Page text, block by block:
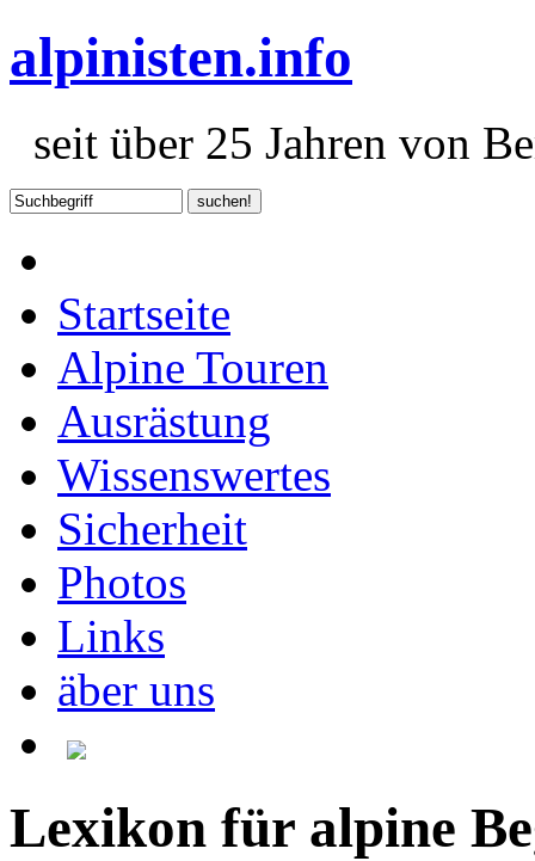
alpinisten.info
seit über 25 Jahren von
Startseite
Alpine Touren
Ausrästung
Wissenswertes
Sicherheit
Photos
Links
äber uns
Lexikon für alpine